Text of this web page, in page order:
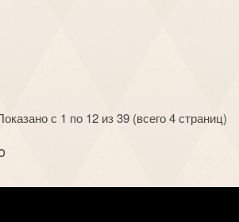
с 1 по 12 из 39 (всего 4 страниц)